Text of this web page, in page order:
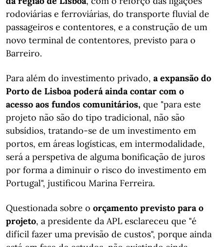
rodoviárias e ferroviárias, do transporte fluvial de
passageiros e contentores, e a construção de um
novo terminal de contentores, previsto para o
Barreiro.
Para além do investimento privado, a expansão do
Porto de Lisboa poderá ainda contar com o
acesso aos fundos comunitários, que "para este
projeto não são do tipo tradicional, não são
subsídios, tratando-se de um investimento em
portos, em áreas logísticas, em intermodalidade,
será a perspetiva de alguma bonificação de juros
por forma a diminuir o risco do investimento em
Portugal", justificou Marina Ferreira.
Questionada sobre o orçamento previsto para o
projeto, a presidente da APL esclareceu que "é
difícil fazer uma previsão de custos", porque ainda